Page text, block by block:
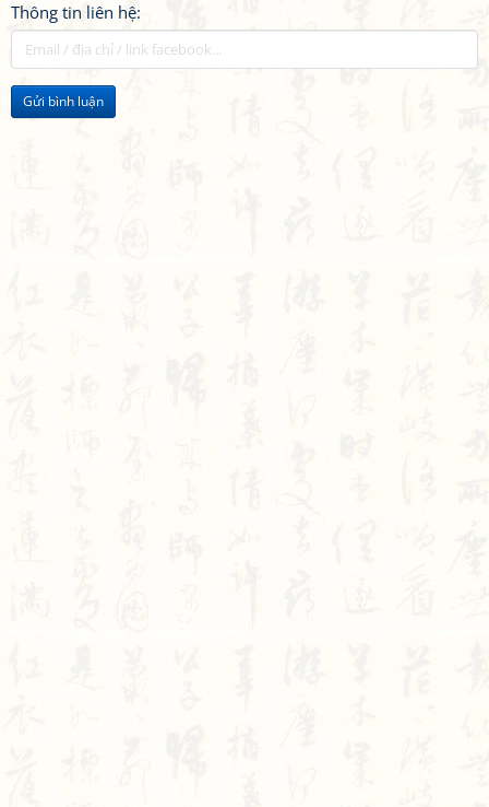
Thông tin liên hệ:
Gửi bình luận